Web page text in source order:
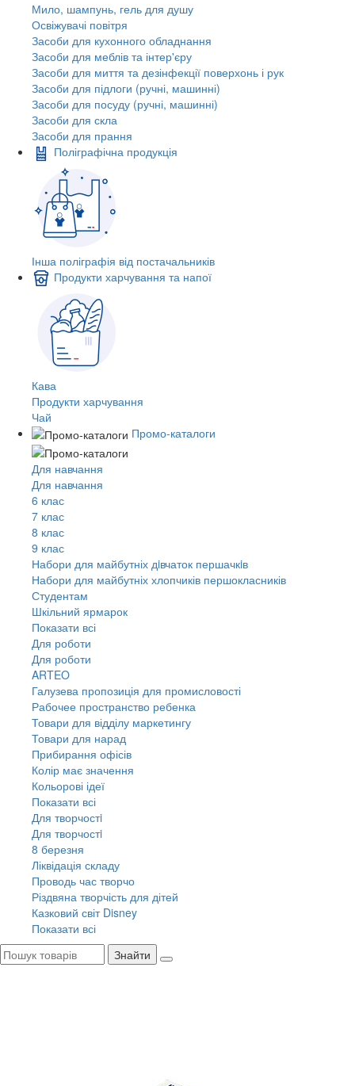
Мило, шампунь, гель для душу
Освіжувачі повітря
Засоби для кухонного обладнання
Засоби для меблів та інтер'єру
Засоби для миття та дезінфекції поверхонь і рук
Засоби для підлоги (ручні, машинні)
Засоби для посуду (ручні, машинні)
Засоби для скла
Засоби для прання
Поліграфічна продукція
Інша поліграфія від постачальників
Продукти харчування та напої
Кава
Продукти харчування
Чай
Промо-каталоги
Для навчання
Для навчання
6 клас
7 клас
8 клас
9 клас
Набори для майбутніх дiвчаток першачкiв
Набори для майбутніх хлопчиків першокласників
Студентам
Шкільний ярмарок
Показати всі
Для роботи
Для роботи
ARTEO
Галузева пропозиція для промисловості
Рабочее пространство ребенка
Товари для відділу маркетингу
Товари для нарад
Прибирання офісів
Колір має значення
Кольорові ідеї
Показати всі
Для творчостi
Для творчостi
8 березня
Ліквідація складу
Проводь час творчо
Різдвяна творчість для дітей
Казковий світ Disney
Показати всі
Знайти